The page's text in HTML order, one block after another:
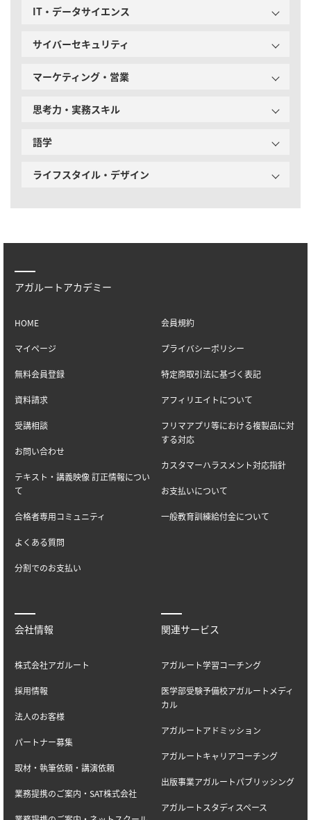
IT・データサイエンス
サイバーセキュリティ
マーケティング・営業
思考力・実務スキル
語学
ライフスタイル・デザイン
アガルートアカデミー
HOME
マイページ
無料会員登録
資料請求
受講相談
お問い合わせ
テキスト・講義映像 訂正情報につい
て
合格者専用コミュニティ
よくある質問
分割でのお支払い
会員規約
プライバシーポリシー
特定商取引法に基づく表記
アフィリエイトについて
フリマアプリ等における複製品に対
する対応
カスタマーハラスメント対応指針
お支払いについて
一般教育訓練給付金について
会社情報
株式会社アガルート
採用情報
法人のお客様
パートナー募集
取材・執筆依頼・講演依頼
業務提携のご案内・SAT株式会社
関連サービス
アガルート学習コーチング
医学部受験予備校アガルートメディ
カル
アガルートアドミッション
アガルートキャリアコーチング
出版事業アガルートパブリッシング
アガルートスタディスペース